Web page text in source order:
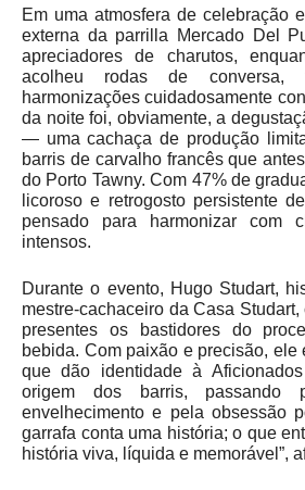
Em uma atmosfera de celebração
externa da parrilla Mercado Del
apreciadores de charutos,
acolheu rodas de conversa,
harmonizações cuidadosamente
da noite foi, obviamente, a
— uma cachaça de produção
barris de carvalho francês que
do Porto Tawny. Com 47% de
licoroso e retrogosto persistente
pensado para harmonizar com
intensos.
Durante o evento, Hugo Studart,
mestre-cachaceiro da Casa
presentes os bastidores do
bebida. Com paixão e precisão, ele
que dão identidade à
origem dos barris, passando
envelhecimento e pela obsessão
garrafa conta uma história; o que
história viva, líquida e memorável”,